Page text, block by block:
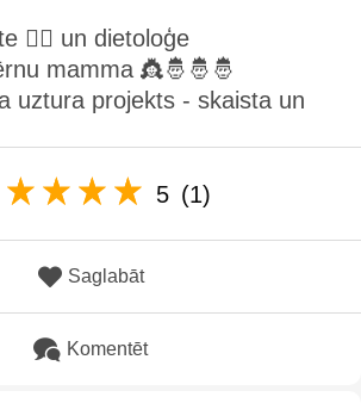
👩‍⚕️ un dietoloģe
mamma 👸🤴🤴🤴
uztura projekts - skaista un
5 (1)
Saglabāt
Komentēt